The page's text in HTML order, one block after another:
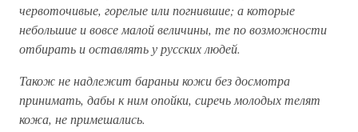
червоточивые, горелые или погнившие; а которые
небольшие и вовсе малой величины, те по возможности
отбирать и оставлять у русских людей.
Також не надлежит бараньи кожи без досмотра
принимать, дабы к ним опойки, сиречь молодых телят
кожа, не примешались.